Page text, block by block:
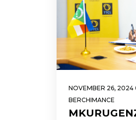
NOVEMBER 26, 2024
BERCHIMANCE